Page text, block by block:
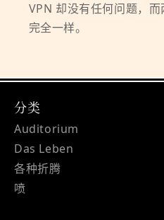
VPN 却没有任何问题，
完全一样。
分类
Auditorium
Das Leben
各种折腾
喷